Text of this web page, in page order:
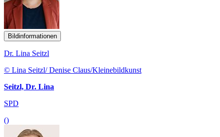
Bildinformationen
Dr. Lina Seitzl
© Lina Seitzl/ Denise Claus/Kleinebildkunst
Seitzl, Dr. Lina
SPD
()